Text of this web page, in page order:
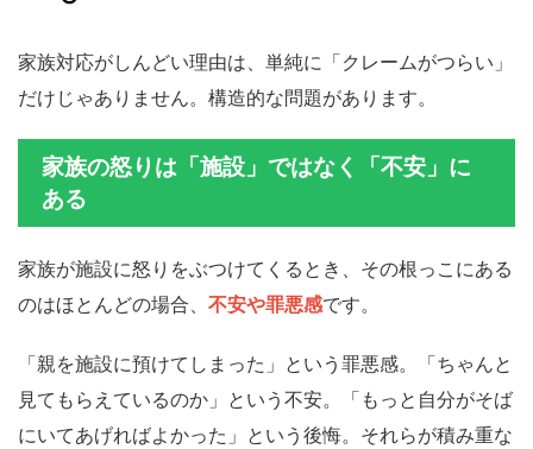
家族対応がしんどい理由は、単純に「クレームがつらい」
だけじゃありません。構造的な問題があります。
家族の怒りは「施設」ではなく「不安」に
ある
家族が施設に怒りをぶつけてくるとき、その根っこにある
のはほとんどの場合、 不安や罪悪感です。
「親を施設に預けてしまった」という罪悪感。「ちゃんと
見てもらえているのか」という不安。「もっと自分がそば
にいてあげればよかった」という後悔。それらが積み重な